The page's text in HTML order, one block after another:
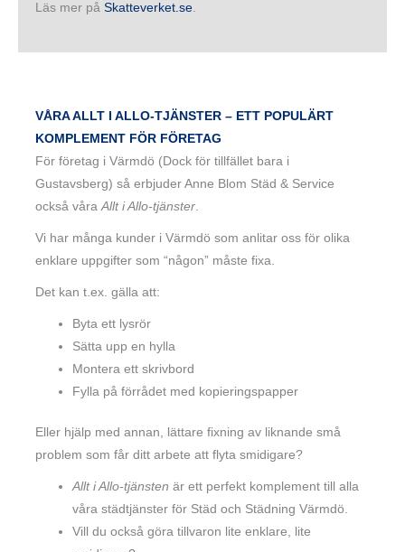
Läs mer påSkatteverket.se.
VÅRA ALLT I ALLO-TJÄNSTER – ETT POPULÄRT
KOMPLEMENT FÖR FÖRETAG
För företag i Värmdö (Dock för tillfället bara i
Gustavsberg) så erbjuder Anne Blom Städ & Service
också våraAllt i Allo-tjänster
Vi har många kunder i Värmdö som anlitar oss för olika
enklare uppgifter som “någon” måste fixa.
Det kan t.ex. gälla att:
Byta ett lysrör
Sätta upp en hylla
Montera ett skrivbord
Fylla på förrådet med kopieringspapper
Eller hjälp med annan, lättare fixning av liknande små
problem som får ditt arbete att flyta smidigare?
Allt i Allo-tjänsten är ett perfekt komplement till alla
våra städtjänster för Städ och Städning Värmdö.
Vill du också göra tillvaron lite enklare, lite